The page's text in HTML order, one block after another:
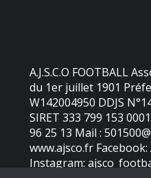
A.J.S.C.O FOOTBALL
du 1er juillet 1901
W142004950 DDJS
SIRET 333 799 153
96 25 13 Mail :
www.ajsco.fr Facebook:
Instagram: